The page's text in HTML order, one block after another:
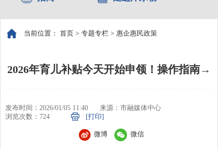
当前位置： 首页 > 专题专栏 > 惠企惠民政策
2026年育儿补贴今天开始申领！操作指南→
发布时间：2026/01/05 11:40
来源：市融媒体中心
浏览次数： 724 [打印]
微博 微信